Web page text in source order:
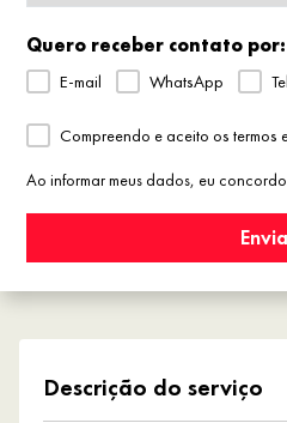
Quero receber contato por:
E-mail WhatsApp
Compreendo e aceito os termos
Ao informar meus dados, eu
Descrição do serviço